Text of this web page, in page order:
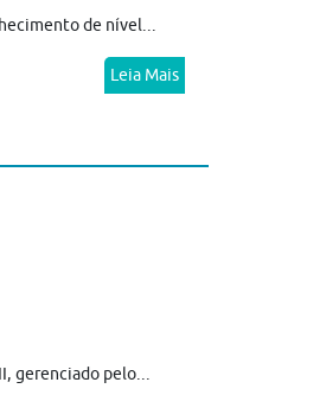
de nível...
Leia Mais
gerenciado pelo...